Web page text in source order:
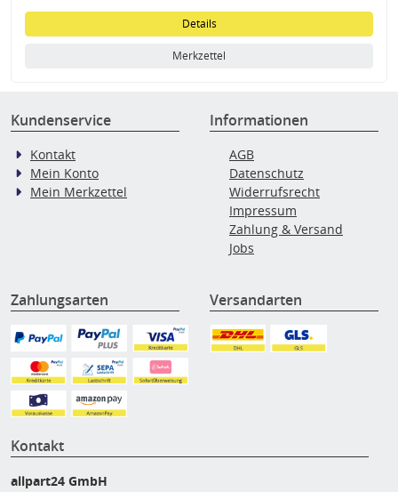
Details
Merkzettel
Kundenservice
Kontakt
Mein Konto
Mein Merkzettel
Informationen
AGB
Datenschutz
Widerrufsrecht
Impressum
Zahlung & Versand
Jobs
Zahlungsarten Versandarten
Kontakt
allpart24 GmbH